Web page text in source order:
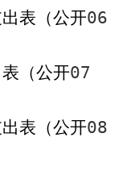
表（公开06
（公开07
表（公开08